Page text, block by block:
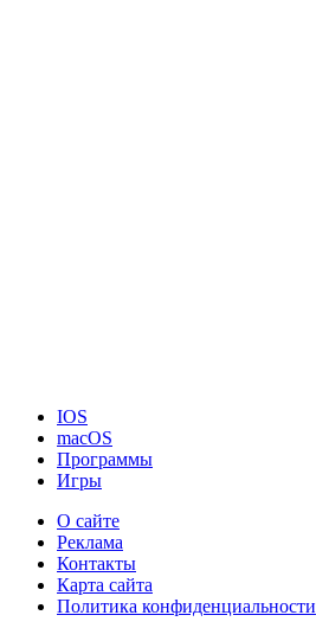
IOS
macOS
Программы
Игры
О сайте
Реклама
Контакты
Карта сайта
Политика конфиденциальности